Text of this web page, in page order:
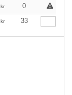
kr
0
kr 33